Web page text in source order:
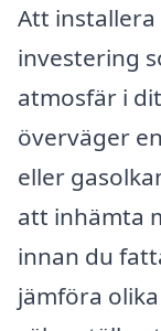
Att installera
investering
atmosfär i
överväger
eller
att inhämta
innan du
jämföra